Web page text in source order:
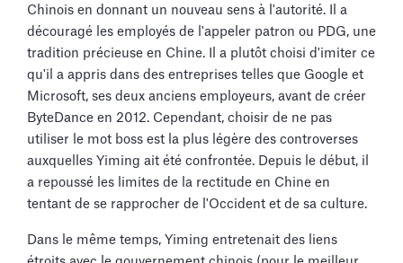
Chinois en donnant un nouveau sens à l'autorité. Il a
découragé les employés de l'appeler patron ou PDG, une
tradition précieuse en Chine. Il a plutôt choisi d'imiter ce
qu'il a appris dans des entreprises telles que Google et
Microsoft, ses deux anciens employeurs, avant de créer
ByteDance en 2012. Cependant, choisir de ne pas
utiliser le mot boss est la plus légère des controverses
auxquelles Yiming ait été confrontée. Depuis le début, il
a repoussé les limites de la rectitude en Chine en
tentant de se rapprocher de l'Occident et de sa culture.
Dans le même temps, Yiming entretenait des liens